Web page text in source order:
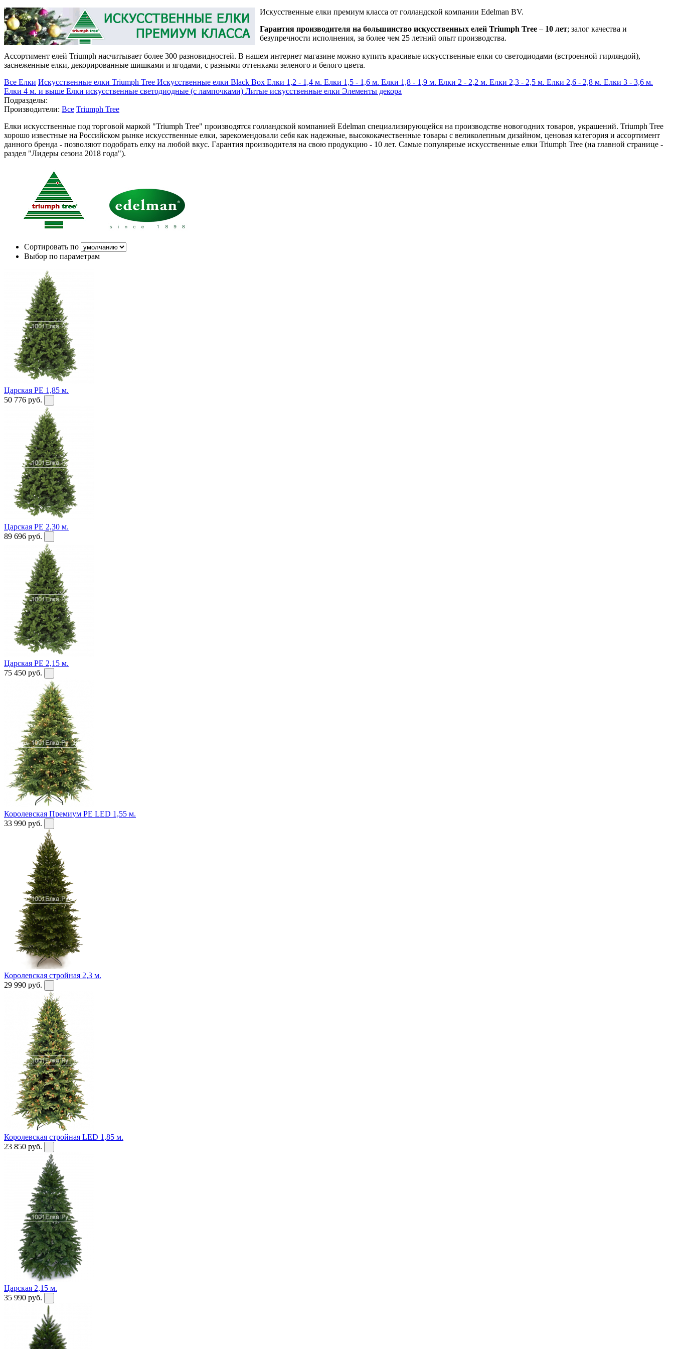
Искусственные елки премиум класса от голландской компании Edelman BV.
Гарантия производителя на большинство искусственных елей Triumph Tree – 10 лет; залог качества и
безупречности исполнения, за более чем 25 летний опыт производства.
Ассортимент елей Triumph насчитывает более 300 разновидностей. В нашем интернет магазине можно купить красивые искусственные елки со светодиодами (встроенной гирляндой),
заснеженные елки, декорированные шишками и ягодами, с разными оттенками зеленого и белого цвета.
Все Елки Искусственные елки Triumph Tree Искусственные елки Black Box Елки 1,2 - 1,4 м. Елки 1,5 - 1,6 м. Елки 1,8 - 1,9 м. Елки 2 - 2,2 м. Елки 2,3 - 2,5 м. Елки 2,6 - 2,8 м. Елки 3 - 3,6 м.
Елки 4 м. и выше Елки искусственные светодиодные (с лампочками) Литые искусственные елки Элементы декора
Подразделы:
Производители: Все Triumph Tree
Елки искусственные под торговой маркой "Triumph Tree" производятся голландской компанией Edelman специализирующейся на производстве новогодних товаров, украшений. Triumph Tree
хорошо известные на Российском рынке искусственные елки, зарекомендовали себя как надежные, высококачественные товары с великолепным дизайном, ценовая категория и ассортимент
данного бренда - позволяют подобрать елку на любой вкус. Гарантия производителя на свою продукцию - 10 лет. Самые популярные искусственные елки Triumph Tree (на главной странице -
раздел "Лидеры сезона 2018 года").
Сортировать по
Выбор по параметрам
Царская PE 1,85 м.
50 776 руб.
Царская PE 2,30 м.
89 696 руб.
Царская PE 2,15 м.
75 450 руб.
Королевская Премиум PE LED 1,55 м.
33 990 руб.
Королевская стройная 2,3 м.
29 990 руб.
Королевская стройная LED 1,85 м.
23 850 руб.
Царская 2,15 м.
35 990 руб.